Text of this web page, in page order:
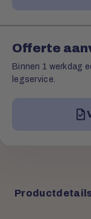
Offerte
Binnen 1 werkdag
legservice.